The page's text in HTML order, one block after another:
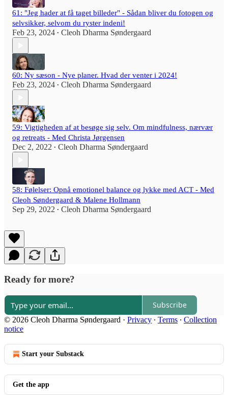
61: "Jeg hader at få taget billeder" - Sådan bliver du fotogen og
selvsikker, selvom du ryster indeni!
Feb 23, 2024 • Cleoh Dharma Søndergaard
60: Ny sæson - Nye planer. Hvad der venter i 2024!
Feb 23, 2024 • Cleoh Dharma Søndergaard
59: Vigtigheden af at besøge sig selv. Om mindfulness, nærvær
og retreats - Med Christa Jørgensen
Dec 2, 2022 • Cleoh Dharma Søndergaard
58: Følelser: Opnå emotionel balance og lykke med ACT - Med
Cleoh Søndergaard & Malene Hollmann
Sep 29, 2022 • Cleoh Dharma Søndergaard
Ready for more?
Subscribe
© 2026 Cleoh Dharma Søndergaard · Privacy ∙ Terms ∙ Collection
notice
Start your Substack
Get the app